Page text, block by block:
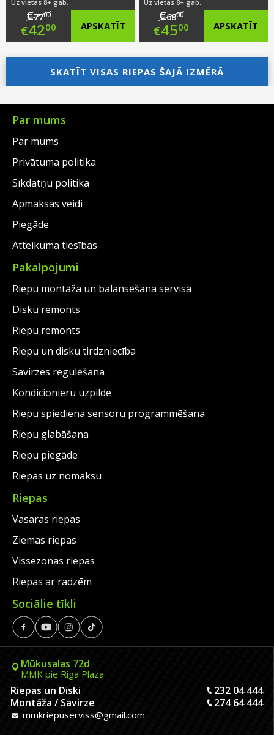
Uz vietas 8+ gab.
€7700
Original
price
was:
€77.00.
€4200
Current
price
is:
€42.00.
APSKATĪT
Uz vietas 8+ gab.
€6800
Original
price
was:
€68.00.
€4500
Current
price
is:
APSKATĪT
SKATĪT VISAS RIEPAS ŠAJĀ IZMĒRĀ
Par mums
Par mums
Privātuma politika
Sīkdatņu politika
Apmaksas veidi
Piegāde
Atteikuma tiesības
Pakalpojumi
Riepu montāža un balansēšana servisā
Disku remonts
Riepu remonts
Riepu un disku tirdzniecība
Savirzes regulēšana
Kondicionieru uzpilde
Riepu spiediena sensoru programmēšana
Riepu glabāšana
Riepu piegāde
Riepas uz nomaksu
Riepas
Vasaras riepas
Ziemas riepas
Vissezonas riepas
Riepas ar radzēm
Sociālie tīkli
Mūkusalas 72d
MMK pie Riga Plaza
Riepas un Diski
232 04 444
Montāža / Savirze
274 64 444
mmkriepuserviss@gmail.com